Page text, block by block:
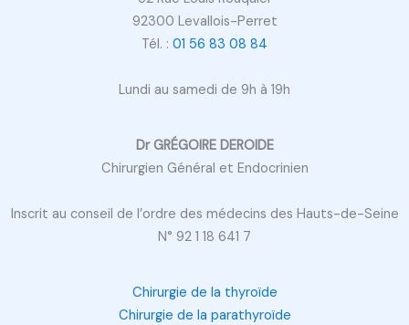
92300 Levallois-Perret
Tél. : 01 56 83 08 84
Lundi au samedi de 9h à 19h
Dr GRÉGOIRE DEROIDE
Chirurgien Général et Endocrinien
Inscrit au conseil de l’ordre des médecins des Hauts-de-Seine
N° 92 1 18 641 7
Chirurgie de la thyroïde
Chirurgie de la parathyroïde